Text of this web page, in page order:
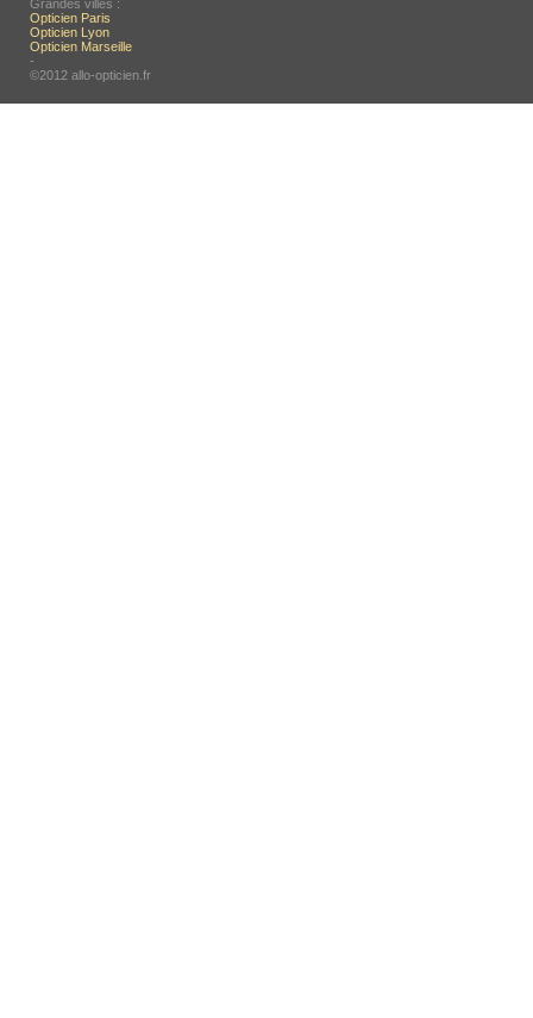
Grandes villes :
Opticien Paris
Opticien Lyon
Opticien Marseille
-
©2012 allo-opticien.fr